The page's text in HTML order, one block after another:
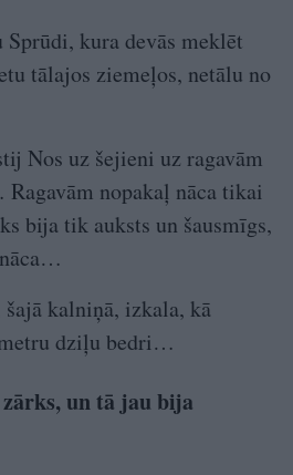
kura devās meklēt
tālajos ziemeļos, netālu no
Nos uz šejieni uz ragavām
nopakaļ nāca tikai
bija tik auksts un šausmīgs,
kalniņā, izkala, kā
dziļu bedri…
un tā jau bija